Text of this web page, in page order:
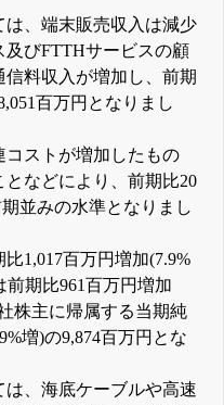
、端末販売収入は減少
及びFTTHサービスの顧
料収入が増加し、前期
百万円となりまし
ストが増加したもの
などにより、前期比20
並みの水準となりまし
1,017百万円増加(7.9%
前期比961百万円増加
株主に帰属する当期純
増)の9,874百万円とな
、海底ケーブルや高速